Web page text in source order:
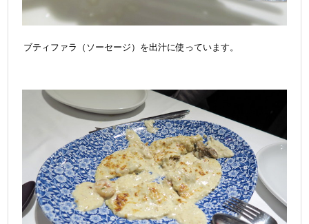
ブティファラ（ソーセージ）を出汁に使っています。